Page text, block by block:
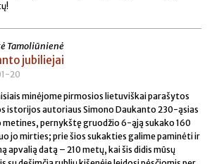
Tamoliūnienė
jubiliejai
20
minėjome pirmosios lietuviškai parašytos
istorijos autoriaus Simono Daukanto 230-ąsias
metines, pernykštę gruodžio 6-ąją sukako 160
jo mirties; prie šios sukakties galime paminėti ir
apvalią datą – 210 metų, kai šis didis mūsų